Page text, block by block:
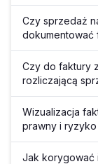
Czy sprzedaż
dokumentować
Czy do faktury
rozliczającą
Wizualizacja
prawny i
Jak korygować